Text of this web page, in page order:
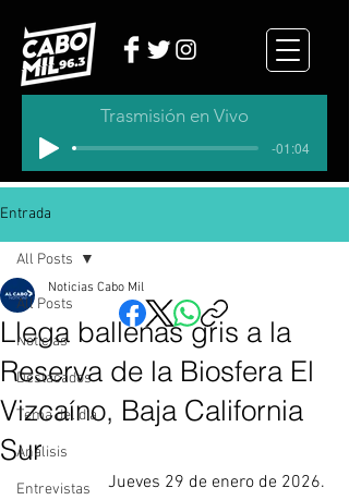
Trasmisión en Vivo
-01:04
Entrada
All Posts
Noticias
Destacados
Tema del dia
Analisis
Entrevistas
All Posts
Llega ballenas gris a la
Reserva de la Biosfera El
Vizcaíno, Baja California
Sur
Noticias Cabo Mil
Jueves 29 de enero de 2026.